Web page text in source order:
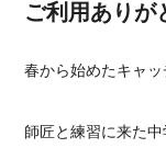
ご利用ありが
春から始めたキャッ
師匠と練習に来た中